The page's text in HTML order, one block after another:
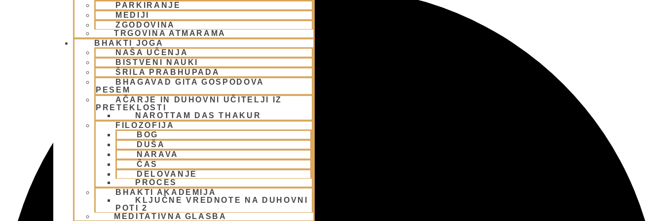
PARKIRANJE
MEDIJI
ZGODOVINA
TRGOVINA ATMARAMA
BHAKTI JOGA
NAŠA UČENJA
BISTVENI NAUKI
ŠRILA PRABHUPADA
BHAGAVAD GITA GOSPODOVA
PESEM
AČARJE IN DUHOVNI UČITELJI IZ
PRETEKLOSTI
NAROTTAM DAS THAKUR
FILOZOFIJA
BOG
DUŠA
NARAVA
ČAS
DELOVANJE
PROCES
BHAKTI AKADEMIJA
KLJUČNE VREDNOTE NA DUHOVNI
POTI 2
MEDITATIVNA GLASBA